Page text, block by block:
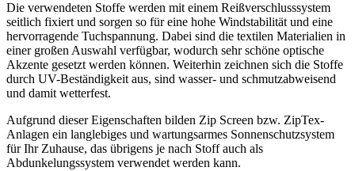
Die verwendeten Stoffe werden mit einem Reißverschlusssystem
seitlich fixiert und sorgen so für eine hohe Windstabilität und eine
hervorragende Tuchspannung. Dabei sind die textilen Materialien in
einer großen Auswahl verfügbar, wodurch sehr schöne optische
Akzente gesetzt werden können. Weiterhin zeichnen sich die Stoffe
durch UV-Beständigkeit aus, sind wasser- und schmutzabweisend
und damit wetterfest.
Aufgrund dieser Eigenschaften bilden Zip Screen bzw. ZipTex-
Anlagen ein langlebiges und wartungsarmes Sonnenschutzsystem
für Ihr Zuhause, das übrigens je nach Stoff auch als
Abdunkelungssystem verwendet werden kann.